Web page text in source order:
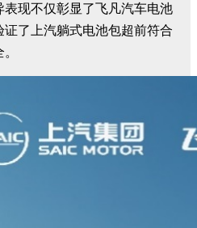
现不仅彰显了飞凡汽车电池
了上汽躺式电池包超前符合